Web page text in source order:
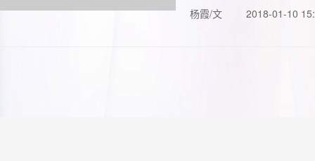
杨霞/文
2018-01-10